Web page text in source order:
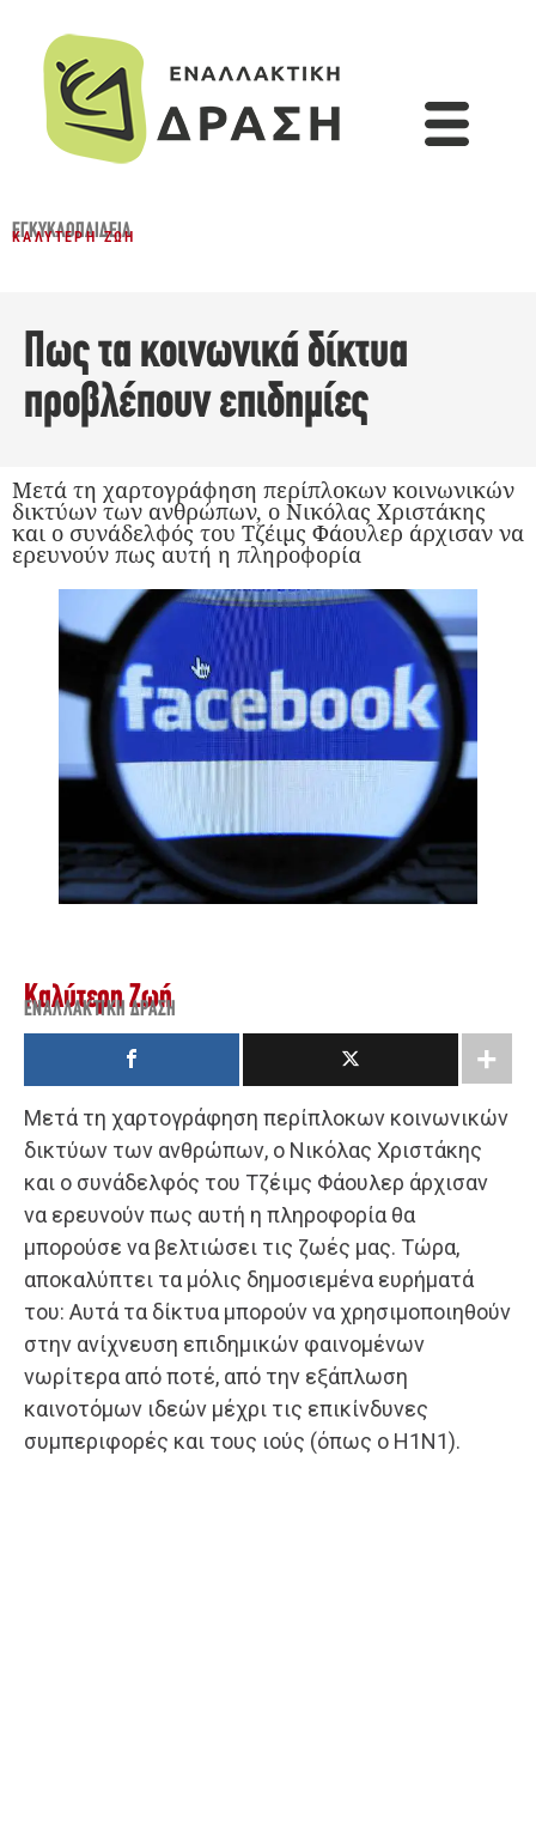
ΕΓΚΥΚΛΟΠΑΙΔΕΙΑ
ΚΑΛΎΤΕΡΗ ΖΩΉ
Πως τα κοινωνικά δίκτυα
προβλέπουν επιδημίες
Μετά τη χαρτογράφηση περίπλοκων κοινωνικών
δικτύων των ανθρώπων, ο Νικόλας Χριστάκης
και ο συνάδελφός του Τζέιμς Φάουλερ άρχισαν να
ερευνούν πως αυτή η πληροφορία
Καλύτερη Ζωή
ΕΝΑΛΛΑΚΤΙΚΉ ΔΡΆΣΗ
Μετά τη χαρτογράφηση περίπλοκων κοινωνικών
δικτύων των ανθρώπων, ο Νικόλας Χριστάκης
και ο συνάδελφός του Τζέιμς Φάουλερ άρχισαν
να ερευνούν πως αυτή η πληροφορία θα
μπορούσε να βελτιώσει τις ζωές μας. Τώρα,
αποκαλύπτει τα μόλις δημοσιεμένα ευρήματά
του: Αυτά τα δίκτυα μπορούν να χρησιμοποιηθούν
στην ανίχνευση επιδημικών φαινομένων
νωρίτερα από ποτέ, από την εξάπλωση
καινοτόμων ιδεών μέχρι τις επικίνδυνες
συμπεριφορές και τους ιούς (όπως ο Η1Ν1).